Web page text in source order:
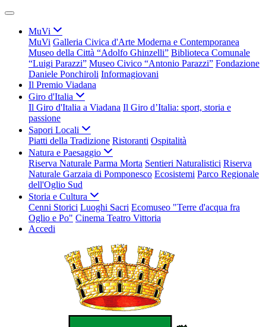
MuVi
MuVi Galleria Civica d'Arte Moderna e Contemporanea
Museo della Città “Adolfo Ghinzelli” Biblioteca Comunale
“Luigi Parazzi” Museo Civico “Antonio Parazzi” Fondazione
Daniele Ponchiroli Informagiovani
Il Premio Viadana
Giro d'Italia
Il Giro d'Italia a Viadana Il Giro d’Italia: sport, storia e
passione
Sapori Locali
Piatti della Tradizione Ristoranti Ospitalità
Natura e Paesaggio
Riserva Naturale Parma Morta Sentieri Naturalistici Riserva
Naturale Garzaia di Pomponesco Ecosistemi Parco Regionale
dell'Oglio Sud
Storia e Cultura
Cenni Storici Luoghi Sacri Ecomuseo "Terre d'acqua fra
Oglio e Po" Cinema Teatro Vittoria
Accedi